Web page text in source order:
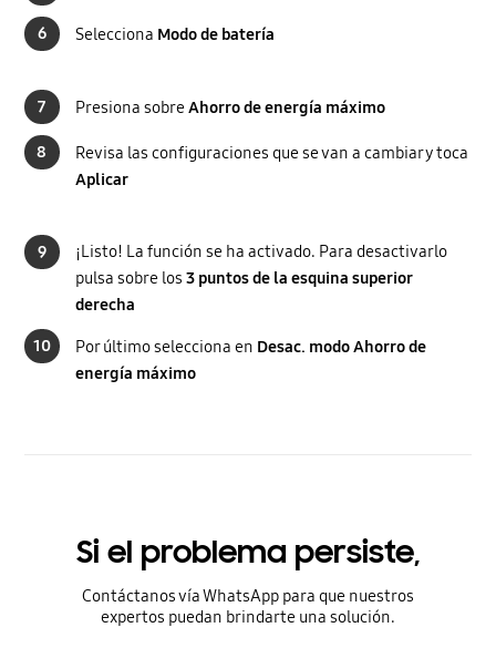
6 Selecciona Modo de batería
7 Presiona sobreAhorro de energía máximo
8
Revisa las configuraciones que se van a cambiar y toca
Aplicar
9
¡Listo! La función se ha activado. Para desactivarlo
pulsa sobre los3 puntos de la esquina superior
derecha
10 Por último selecciona en Desac. modo Ahorro de
energía máximo
Si el problema persiste,
Contáctanos vía WhatsApp para que nuestros
expertos puedan brindarte una solución.